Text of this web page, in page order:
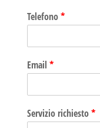
Telefono*
Email *
Servizio richiesto*